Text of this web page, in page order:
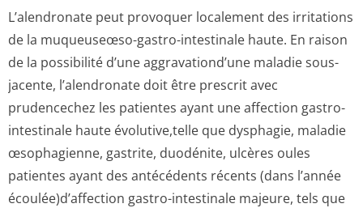
L’alendronate peut provoquer localement des irritations
de la muqueuseœso-gastro-intestinale haute. En raison
de la possibilité d’une aggravationd’une maladie sous-
jacente, l’alendronate doit être prescrit avec
prudencechez les patientes ayant une affection gastro-
intestinale haute évolutive,telle que dysphagie, maladie
œsophagienne, gastrite, duodénite, ulcères oules
patientes ayant des antécédents récents (dans l’année
écoulée)d’affection gastro-intestinale majeure, tels que